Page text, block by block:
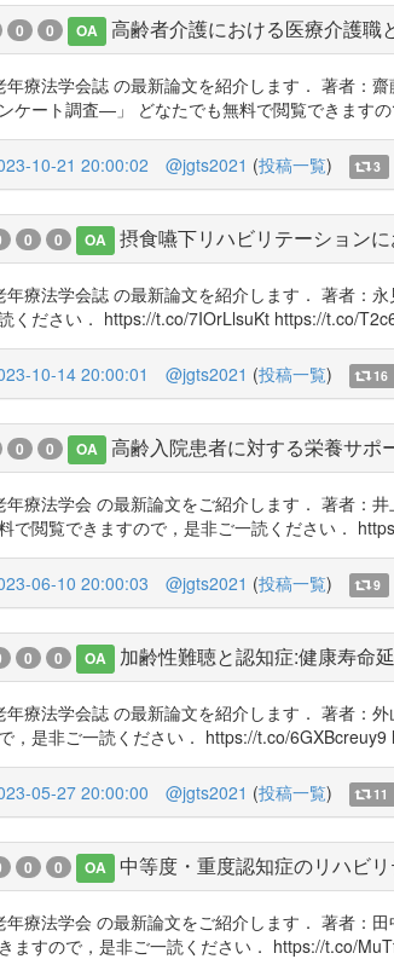
0 0 OA 高齢者介護における医療介護
年療法学会誌 の最新論文を紹介します． 著者：
ケート調査―」 どなたでも無料で閲覧できます
10-21 20:00:02 @jgts2021 (投稿一覧) 3
0 0 OA 摂食嚥下リハビリテーション
年療法学会誌 の最新論文を紹介します． 著者：
ください． https://t.co/7IOrLlsuKt https://t.co/
10-14 20:00:01 @jgts2021 (投稿一覧) 16
0 0 OA 高齢入院患者に対する栄養サポ
年療法学会 の最新論文をご紹介します． 著者：
で閲覧できますので，是非ご一読ください．
06-10 20:00:03 @jgts2021 (投稿一覧) 9
0 0 OA 加齢性難聴と認知症:健康寿命
年療法学会誌 の最新論文を紹介します． 著者：
，是非ご一読ください． https://t.co/
05-27 20:00:00 @jgts2021 (投稿一覧) 11
0 0 OA 中等度・重度認知症のリハビ
年療法学会 の最新論文をご紹介します． 著者：
ますので，是非ご一読ください． https://t.co/